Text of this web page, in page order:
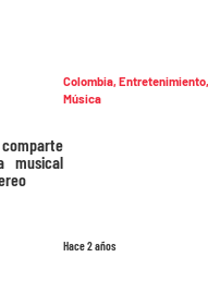
Colombia, Entretenimiento,
Música
Hace 2 años
musical